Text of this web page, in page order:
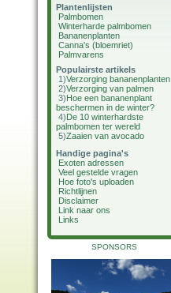
Plantenlijsten
Palmbomen
Winterharde palmbomen
Bananenplanten
Canna's (bloemriet)
Palmvarens
Populairste artikels
1)Verzorging bananenplanten
2)Verzorging van palmen
3)Hoe een bananenplant
beschermen in de winter?
4)De 10 winterhardste
palmbomen ter wereld
5)Zaaien van avocado
Handige pagina's
Exoten adressen
Veel gestelde vragen
Hoe foto's uploaden
Richtlijnen
Disclaimer
Link naar ons
Links
SPONSORS